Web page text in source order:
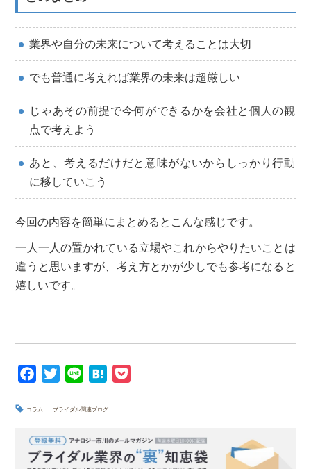
業界や自分の未来について考えることは大切
でも普通に考えれば業界の未来は超厳しい
じゃあその前提で今何ができるかを会社と個人の観
点で考えよう
あと、考えるだけだと意味がないからしっかり行動
に移していこう
今回の内容を簡単にまとめるとこんな感じです。
一人一人の置かれている立場やこれからやりたいことは
違うと思いますが、考え方とかが少しでも参考になると
嬉しいです。
c
b
i
t
n
H
t
n
e
コラム ブライダル関連ブログ